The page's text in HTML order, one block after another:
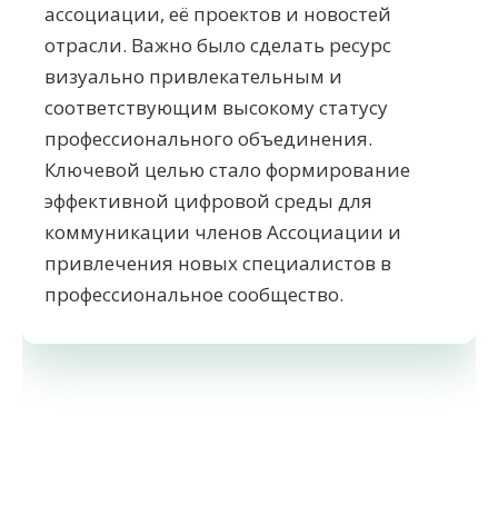
ассоциации, её проектов и новостей
отрасли. Важно было сделать ресурс
визуально привлекательным и
соответствующим высокому статусу
профессионального объединения.
Ключевой целью стало формирование
эффективной цифровой среды для
коммуникации членов Ассоциации и
привлечения новых специалистов в
профессиональное сообщество.